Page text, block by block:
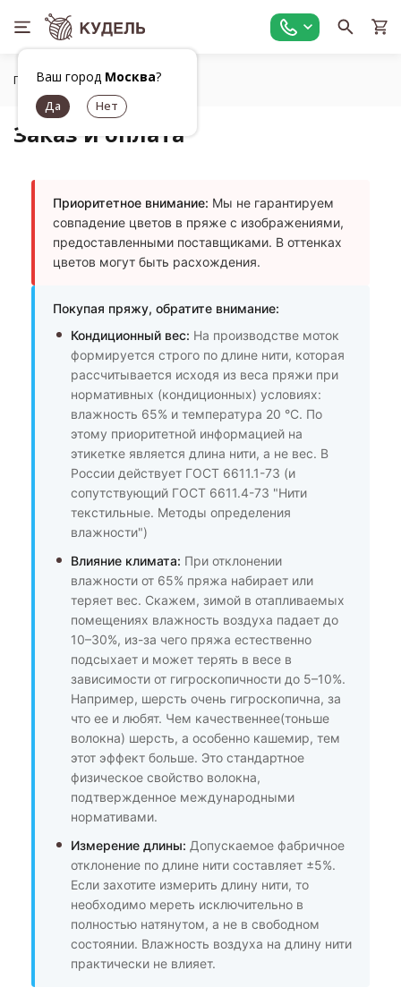
Ваш город Москва?
Главная Заказ и оплата
Заказ и оплата
Приоритетное внимание: Мы не гарантируем
совпадение цветов в пряже с изображениями,
предоставленными поставщиками. В оттенках
цветов могут быть расхождения.
Покупая пряжу, обратите внимание:
Кондиционный вес: На производстве моток
формируется строго по длине нити, которая
рассчитывается исходя из веса пряжи при
нормативных (кондиционных) условиях:
влажность 65% и температура 20 °C. По
этому приоритетной информацией на
этикетке является длина нити, а не вес. В
России действует ГОСТ 6611.1-73 (и
сопутствующий ГОСТ 6611.4-73 "Нити
текстильные. Методы определения
влажности")
Влияние климата: При отклонении
влажности от 65% пряжа набирает или
теряет вес. Скажем, зимой в отапливаемых
помещениях влажность воздуха падает до
10–30%, из-за чего пряжа естественно
подсыхает и может терять в весе в
зависимости от гигроскопичности до 5–10%.
Например, шерсть очень гигроскопична, за
что ее и любят. Чем качественнее(тоньше
волокна) шерсть, а особенно кашемир, тем
этот эффект больше. Это стандартное
физическое свойство волокна,
подтвержденное международными
нормативами.
Измерение длины: Допускаемое фабричное
отклонение по длине нити составляет ±5%.
Если захотите измерить длину нити, то
необходимо мереть исключительно в
полностью натянутом, а не в свободном
состоянии. Влажность воздуха на длину нити
практически не влияет.